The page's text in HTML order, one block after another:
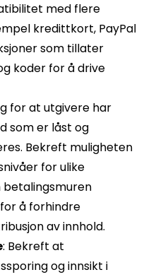
med flere
kredittkort, PayPal
som tillater
koder for å drive
for at utgivere har
som er låst og
Bekreft muligheten
for ulike
å forhindre
av innhold.
: Bekreft at
og innsikt i